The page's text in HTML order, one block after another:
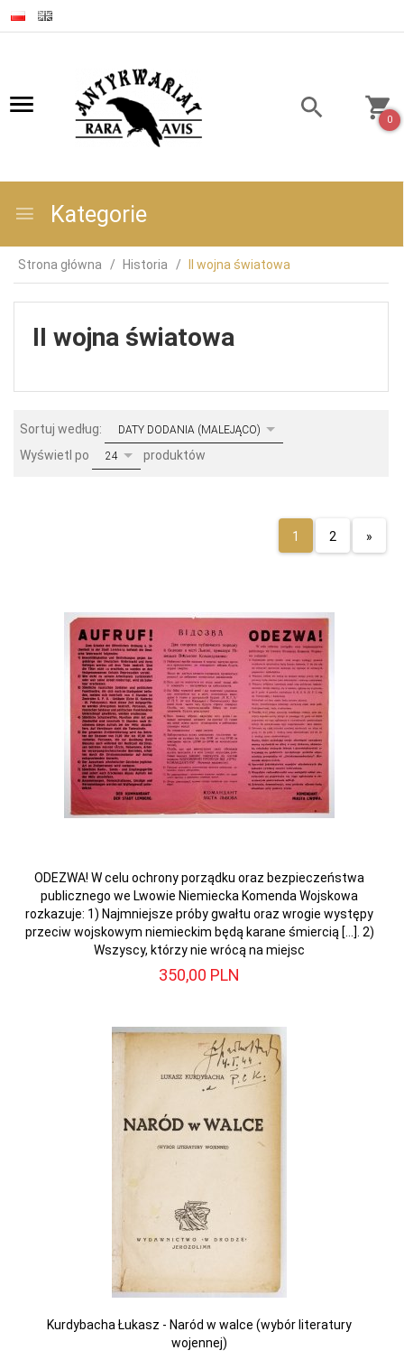
0
Kategorie
Strona główna Historia II wojna światowa
II wojna światowa
Sortuj według: sortDATY DODANIA (MALEJĄCO)
Wyświetl po pop24 produktów
1 2 »
ODEZWA! W celu ochrony porządku oraz bezpieczeństwa
publicznego we Lwowie Niemiecka Komenda Wojskowa
rozkazuje: 1) Najmniejsze próby gwałtu oraz wrogie występy
przeciw wojskowym niemieckim będą karane śmiercią [...]. 2)
Wszyscy, którzy nie wrócą na miejsc
350,00 PLN
Kurdybacha Łukasz - Naród w walce (wybór literatury
wojennej)